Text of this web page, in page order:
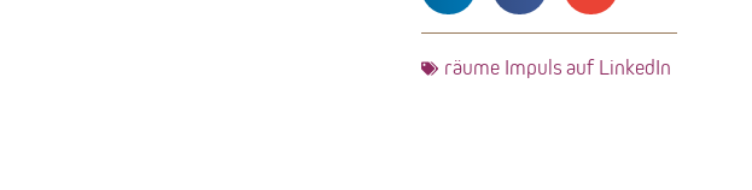
räume Impuls auf LinkedIn